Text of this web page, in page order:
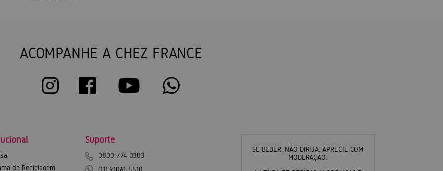
ACOMPANHE A CHEZ FRANCE
de Reciclagem
Suporte
0800 774 0303
(11) 91061-5510
SE BEBER, NÃO DIRIJA. APRECIE COM
MODERAÇÃO.